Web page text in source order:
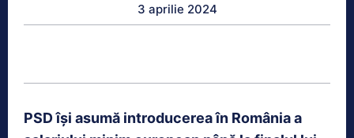
3 aprilie 2024
PSD își asumă introducerea în România a